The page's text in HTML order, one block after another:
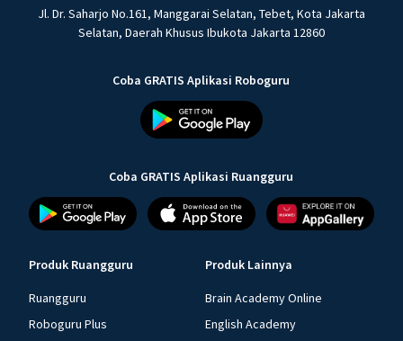
Jl. Dr. Saharjo No.161, Manggarai Selatan, Tebet, Kota Jakarta
Selatan, Daerah Khusus Ibukota Jakarta 12860
Coba GRATIS Aplikasi Roboguru
Coba GRATIS Aplikasi Ruangguru
Produk Ruangguru
Ruangguru
Roboguru Plus
Produk Lainnya
Brain Academy Online
English Academy